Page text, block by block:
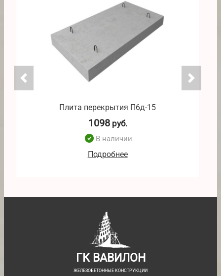
Плита перекрытия П6д-15
1098руб.
В наличии
Подробнее
ГК ВАВИЛОН
ЖЕЛЕЗОБЕТОННЫЕ КОНСТРУКЦИИ